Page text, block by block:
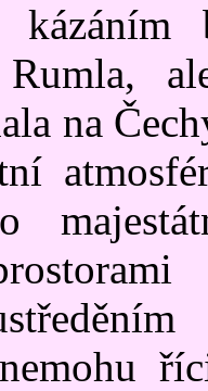
Rumla,
na